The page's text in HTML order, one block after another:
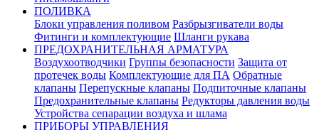
ПОЛИВКА
Блоки управления поливом Разбрызгиватели воды
Фитинги и комплектующие Шланги рукава
ПРЕДОХРАНИТЕЛЬНАЯ АРМАТУРА
Воздухоотводчики Группы безопасности Защита от
протечек воды Комплектующие для ПА Обратные
клапаны Перепускные клапаны Подпиточные клапаны
Предохранительные клапаны Редукторы давления воды
Устройства сепарации воздуха и шлама
ПРИБОРЫ УПРАВЛЕНИЯ